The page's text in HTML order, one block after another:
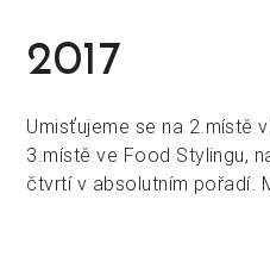
2017
Umisťujeme se na 2.místě
3.místě ve Food Stylingu,
čtvrtí v absolutním pořadí.